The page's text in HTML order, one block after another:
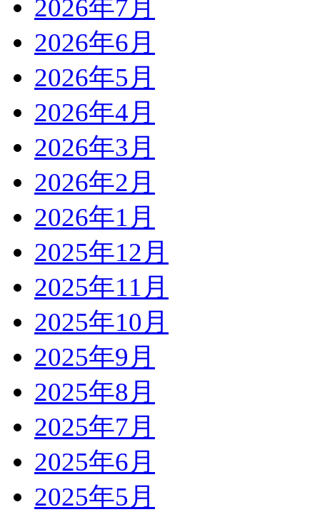
2026年7月
2026年6月
2026年5月
2026年4月
2026年3月
2026年2月
2026年1月
2025年12月
2025年11月
2025年10月
2025年9月
2025年8月
2025年7月
2025年6月
2025年5月